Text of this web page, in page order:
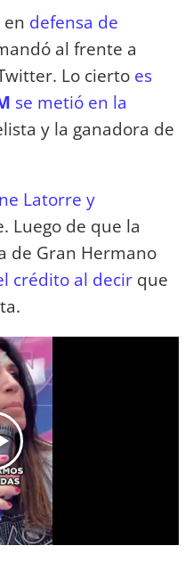
defensa de
al frente a
Lo cierto es
se metió en la
y la ganadora de
Latorre y
Luego de que la
de Gran Hermano
crédito al decir que